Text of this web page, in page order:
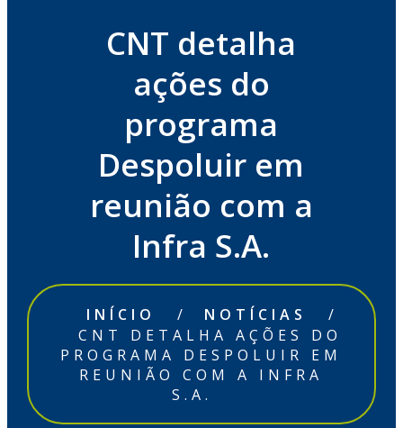
CNT detalha
ações do
programa
Despoluir em
reunião com a
Infra S.A.
INÍCIO / NOTÍCIAS
/
CNT DETALHA AÇÕES DO
PROGRAMA DESPOLUIR EM
REUNIÃO COM A INFRA
S.A.